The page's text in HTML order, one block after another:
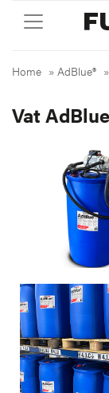
Home » AdBlue® »
Vat